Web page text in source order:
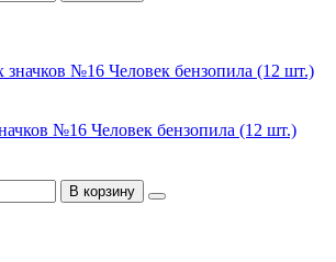
№16 Человек бензопила (12 шт.)
В корзину